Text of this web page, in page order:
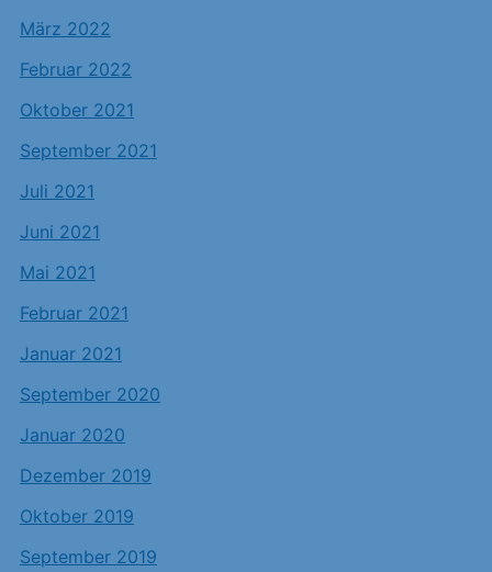
März 2022
Februar 2022
Oktober 2021
September 2021
Juli 2021
Juni 2021
Mai 2021
Februar 2021
Januar 2021
September 2020
Januar 2020
Dezember 2019
Oktober 2019
September 2019